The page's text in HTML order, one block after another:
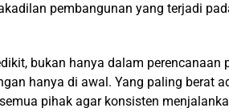
pembangunan yang terjadi
bukan hanya dalam perencanaan
hanya di awal. Yang paling berat
pihak agar konsisten